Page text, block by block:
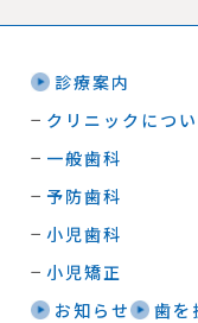
診療案内
クリニックにつ
一般歯科
予防歯科
小児歯科
小児矯正
お知らせ
歯を